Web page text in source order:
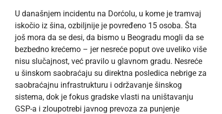
U današnjem incidentu na Dorćolu, u kome je tramvaj
iskočio iz šina, ozbiljnije je povređeno 15 osoba. Šta
još mora da se desi, da bismo u Beogradu mogli da se
bezbedno krećemo – jer nesreće poput ove uveliko više
nisu slučajnost, već pravilo u glavnom gradu. Nesreće
u šinskom saobraćaju su direktna posledica nebrige za
saobraćajnu infrastrukturu i održavanje šinskog
sistema, dok je fokus gradske vlasti na uništavanju
GSP-a i zloupotrebi javnog prevoza za punjenje